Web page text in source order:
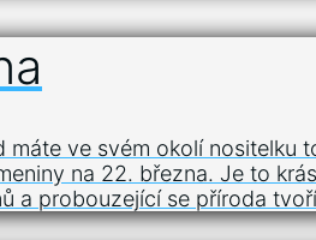
máte ve svém okolí
na 22. března. Je to
a probouzející se příroda